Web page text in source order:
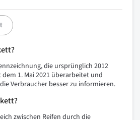
die ursprünglich 2012
1. Mai 2021 überarbeitet und
Verbraucher besser zu informieren.
zwischen Reifen durch die